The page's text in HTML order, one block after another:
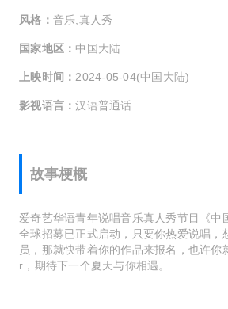
风格： 音乐,真人秀
国家地区： 中国大陆
上映时间：2024-05-04(中国大陆)
影视语言：汉语普通话
故事梗概
爱奇艺华语青年说唱音乐真人秀节目《中
全球招募已正式启动，只要你热爱说唱，
员，那就快带着你的作品来报名，也许
r，期待下一个夏天与你相遇。